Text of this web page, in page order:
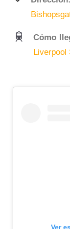
Cómo
Liverpool
Ver